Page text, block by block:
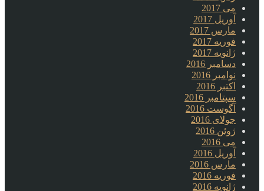
می 2017
آوریل 2017
مارس 2017
فوریه 2017
ژانویه 2017
دسامبر 2016
نوامبر 2016
اکتبر 2016
سپتامبر 2016
آگوست 2016
جولای 2016
ژوئن 2016
می 2016
آوریل 2016
مارس 2016
فوریه 2016
ژانویه 2016